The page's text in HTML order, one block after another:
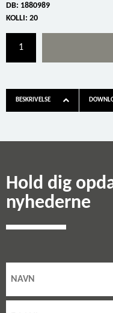
DB: 1880989
KOLLI: 20
BESKRIVELSE
Hold dig
nyhederne